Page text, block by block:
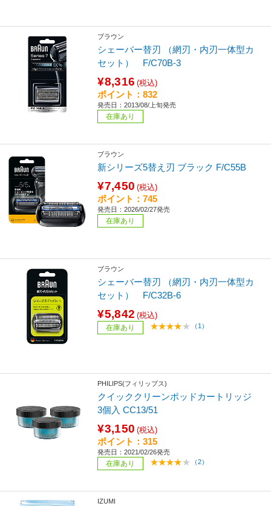
ブラウン
シェーバー替刃 （網刃・内刃一体型カ
セット） F/C70B-3
¥8,316 (税込)
ポイント：832
発売日：2013/08/上旬発売
在庫あり
ブラウン
新シリーズ5替え刃 ブラック F/C55B
¥7,450 (税込)
ポイント：745
発売日：2026/02/27発売
在庫あり
ブラウン
シェーバー替刃 （網刃・内刃一体型カ
セット） F/C32B-6
¥5,842 (税込)
在庫あり （1）
PHILIPS(フィリップス)
クイッククリーンポッドカートリッジ
3個入 CC13/51
¥3,150 (税込)
ポイント：315
発売日：2021/02/26発売
在庫あり （2）
IZUMI